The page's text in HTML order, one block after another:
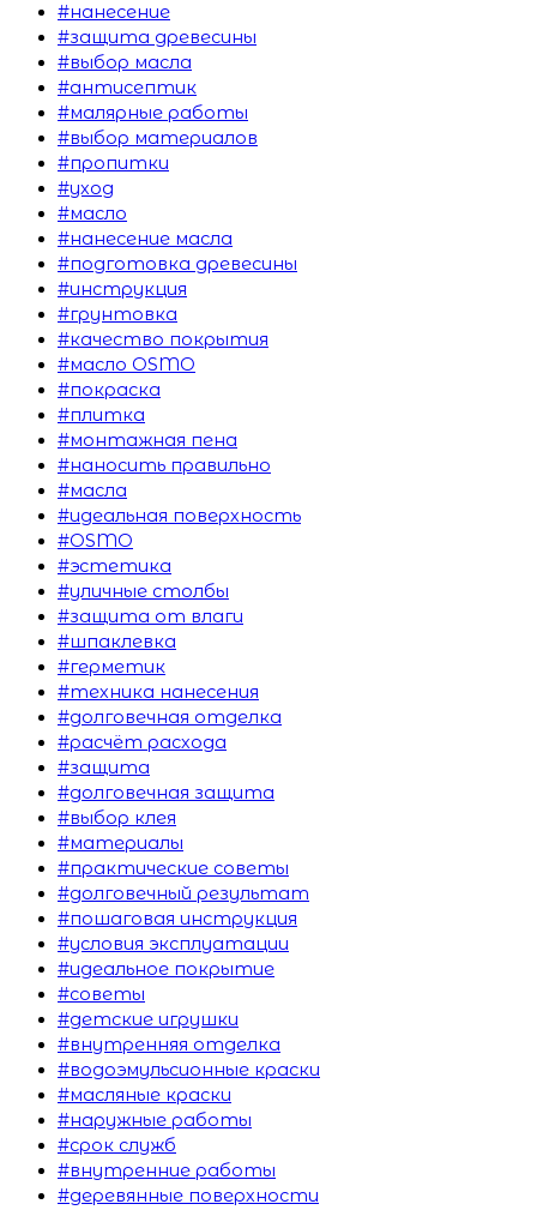
#нанесение
#защита древесины
#выбор масла
#антисептик
#малярные работы
#выбор материалов
#пропитки
#уход
#масло
#нанесение масла
#подготовка древесины
#инструкция
#грунтовка
#качество покрытия
#масло OSMO
#покраска
#плитка
#монтажная пена
#наносить правильно
#масла
#идеальная поверхность
#OSMO
#эстетика
#уличные столбы
#защита от влаги
#шпаклевка
#герметик
#техника нанесения
#долговечная отделка
#расчёт расхода
#защита
#долговечная защита
#выбор клея
#материалы
#практические советы
#долговечный результат
#пошаговая инструкция
#условия эксплуатации
#идеальное покрытие
#советы
#детские игрушки
#внутренняя отделка
#водоэмульсионные краски
#масляные краски
#наружные работы
#срок служб
#внутренние работы
#деревянные поверхности